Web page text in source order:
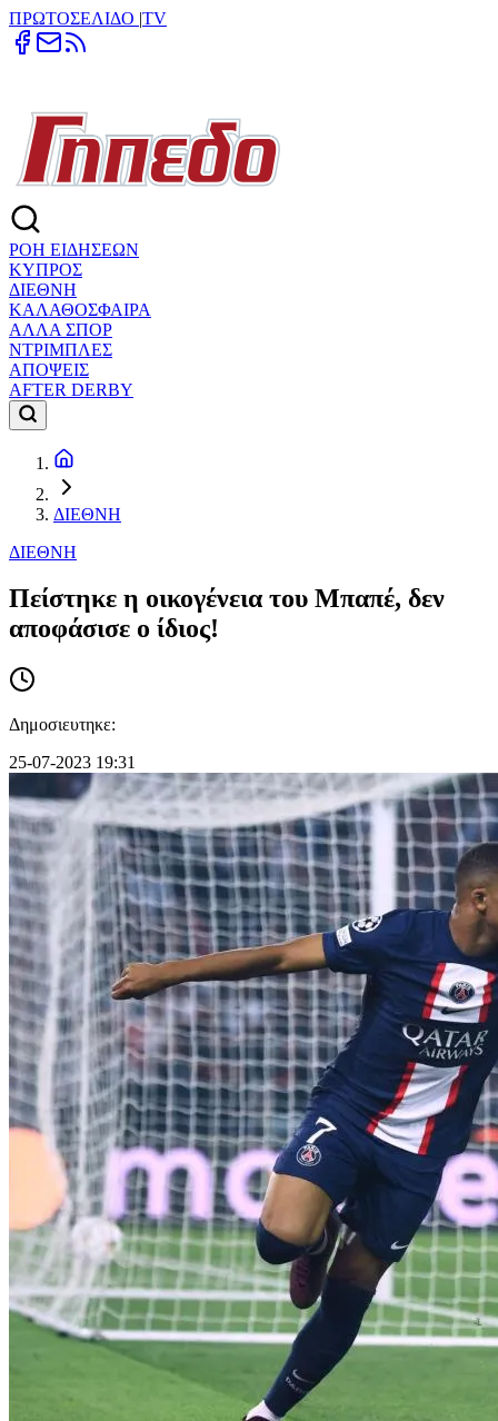
ΠΡΩΤΟΣΕΛΙΔΟ |TV
ΡΟΗ ΕΙΔΗΣΕΩΝ
ΚΥΠΡΟΣ
ΔΙΕΘΝΗ
ΚΑΛΑΘΟΣΦΑΙΡΑ
ΑΛΛΑ ΣΠΟΡ
ΝΤΡΙΜΠΛΕΣ
ΑΠΟΨΕΙΣ
AFTER DERBY
ΔΙΕΘΝΗ
ΔΙΕΘΝΗ
Πείστηκε η οικογένεια του Μπαπέ, δεν
αποφάσισε ο ίδιος!
Δημοσιευτηκε:
25-07-2023 19:31